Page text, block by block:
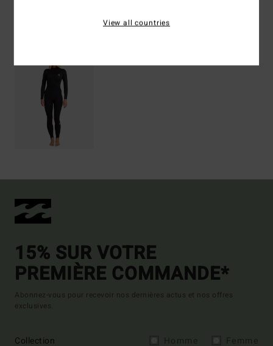
Articles vus récemment
15% SUR VOTRE
PREMIÈRE COMMANDE*
Abonnez-vous pour recevoir nos dernières actus et nos offres
exclusives.
Collection
View all countries